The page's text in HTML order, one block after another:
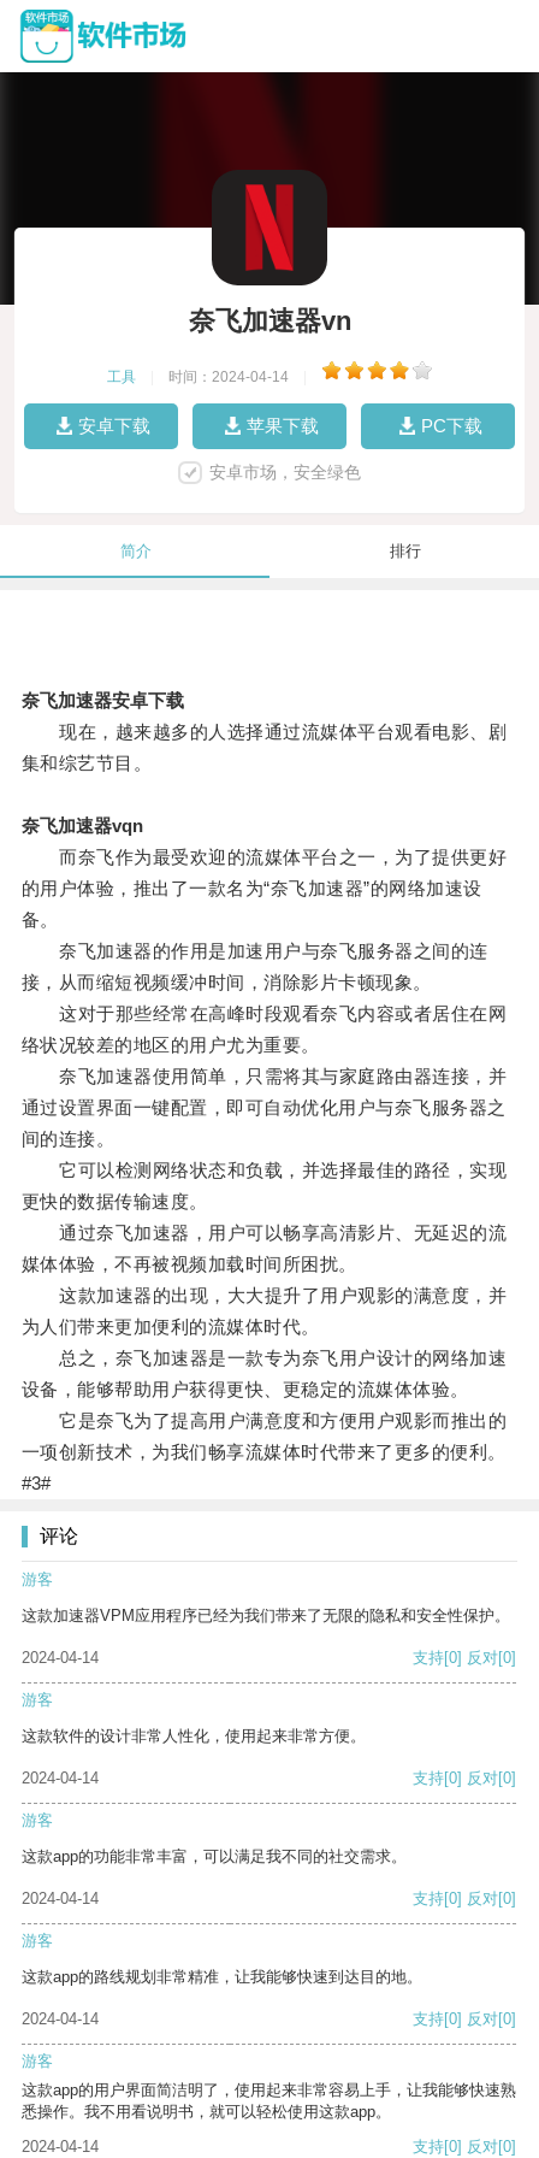
奈飞加速器vn
工具 时间：2024-04-14
安卓下载 苹果下载 PC下载
安卓市场，安全绿色
简介 排行
奈飞加速器安卓下载
现在，越来越多的人选择通过流媒体平台观看电影、剧
集和综艺节目。
奈飞加速器vqn
而奈飞作为最受欢迎的流媒体平台之一，为了提供更好
的用户体验，推出了一款名为“奈飞加速器”的网络加速设
备。
奈飞加速器的作用是加速用户与奈飞服务器之间的连
接，从而缩短视频缓冲时间，消除影片卡顿现象。
这对于那些经常在高峰时段观看奈飞内容或者居住在网
络状况较差的地区的用户尤为重要。
奈飞加速器使用简单，只需将其与家庭路由器连接，并
通过设置界面一键配置，即可自动优化用户与奈飞服务器之
间的连接。
它可以检测网络状态和负载，并选择最佳的路径，实现
更快的数据传输速度。
通过奈飞加速器，用户可以畅享高清影片、无延迟的流
媒体体验，不再被视频加载时间所困扰。
这款加速器的出现，大大提升了用户观影的满意度，并
为人们带来更加便利的流媒体时代。
总之，奈飞加速器是一款专为奈飞用户设计的网络加速
设备，能够帮助用户获得更快、更稳定的流媒体体验。
它是奈飞为了提高用户满意度和方便用户观影而推出的
一项创新技术，为我们畅享流媒体时代带来了更多的便利。
#3#
评论
游客
这款加速器VPM应用程序已经为我们带来了无限的隐私和安全性保护。
2024-04-14 支持[0] 反对[0]
游客
这款软件的设计非常人性化，使用起来非常方便。
2024-04-14 支持[0] 反对[0]
游客
这款app的功能非常丰富，可以满足我不同的社交需求。
2024-04-14 支持[0] 反对[0]
游客
这款app的路线规划非常精准，让我能够快速到达目的地。
2024-04-14 支持[0] 反对[0]
游客
这款app的用户界面简洁明了，使用起来非常容易上手，让我能够快速熟
悉操作。我不用看说明书，就可以轻松使用这款app。
2024-04-14
支持[0] 反对[0]